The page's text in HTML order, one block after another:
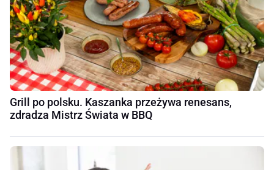
Grill po polsku. Kaszanka przeżywa renesans,
zdradza Mistrz Świata w BBQ